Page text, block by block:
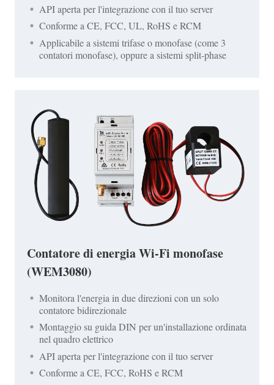
API aperta per l'integrazione con il tuo server
Conforme a CE, FCC, UL, RoHS e RCM
Applicabile a sistemi trifase o monofase (come 3
contatori monofase), oppure a sistemi split-phase
Contatore di energia Wi-Fi monofase
(WEM3080)
Monitora l'energia in due direzioni con un solo
contatore bidirezionale
Montaggio su guida DIN per un'installazione ordinata
nel quadro elettrico
API aperta per l'integrazione con il tuo server
Conforme a CE, FCC, RoHS e RCM